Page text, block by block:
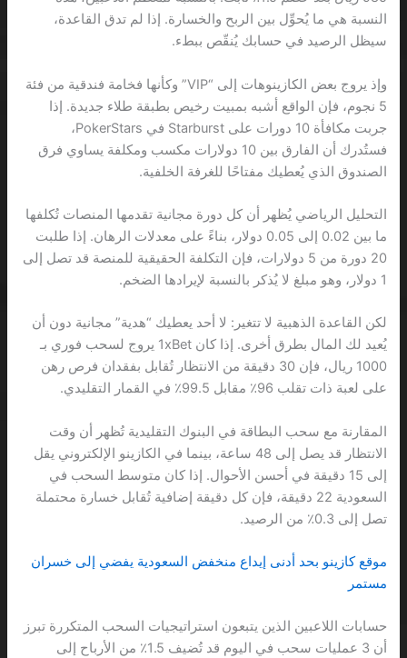
النسبة هي ما يُحوِّل بين الربح والخسارة. إذا لم تدق القاعدة،
سيظل الرصيد في حسابك يُنقّص ببطء.
وإذ يروج بعض الكازينوهات إلى “VIP” وكأنها فخامة فندقية من فئة
5 نجوم، فإن الواقع أشبه بمبيت رخيص بطبقة طلاء جديدة. إذا
جربت مكافأة 10 دورات على Starburst في PokerStars،
فستُدرك أن الفارق بين 10 دولارات مكسب ومكلفة يساوي فرق
الصندوق الذي يُعطيك مفتاحًا للغرفة الخلفية.
التحليل الرياضي يُظهر أن كل دورة مجانية تقدمها المنصات تُكلفها
ما بين 0.02 إلى 0.05 دولار، بناءً على معدلات الرهان. إذا طلبت
20 دورة من 5 دولارات، فإن التكلفة الحقيقية للمنصة قد تصل إلى
1 دولار، وهو مبلغ لا يُذكر بالنسبة لإيرادها الضخم.
لكن القاعدة الذهبية لا تتغير: لا أحد يعطيك “هدية” مجانية دون أن
يُعيد لك المال بطرق أخرى. إذا كان 1xBet يروج لسحب فوري بـ
1000 ريال، فإن 30 دقيقة من الانتظار تُقابل بفقدان فرص رهن
على لعبة ذات تقلب 96٪ مقابل 99.5٪ في القمار التقليدي.
المقارنة مع سحب البطاقة في البنوك التقليدية تُظهر أن وقت
الانتظار قد يصل إلى 48 ساعة، بينما في الكازينو الإلكتروني يقل
إلى 15 دقيقة في أحسن الأحوال. إذا كان متوسط السحب في
السعودية 22 دقيقة، فإن كل دقيقة إضافية تُقابل خسارة محتملة
تصل إلى 0.3٪ من الرصيد.
موقع كازينو بحد أدنى إيداع منخفض السعودية يفضي إلى خسران
مستمر
حسابات اللاعبين الذين يتبعون استراتيجيات السحب المتكررة تبرز
أن 3 عمليات سحب في اليوم قد تُضيف 1.5٪ من الأرباح إلى